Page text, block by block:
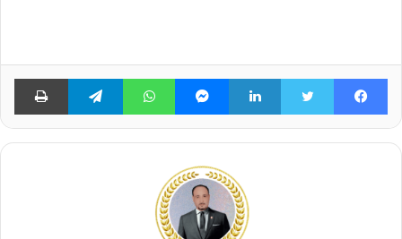
فيسبوك لينكدإن ماسنجر واتساب تيلقرام